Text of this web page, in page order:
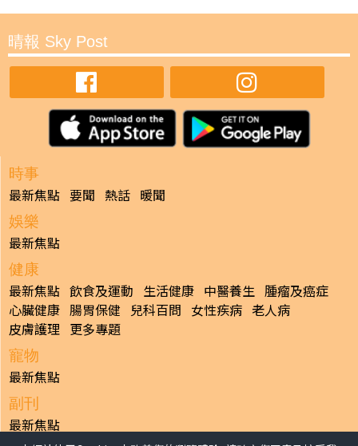
晴報 Sky Post
時事
最新焦點 要聞 熱話 暖聞
娛樂
最新焦點
健康
最新焦點 飲食及運動 生活健康 中醫養生 腫瘤及癌症
心臟健康 腸胃保健 兒科百問 女性疾病 老人病
皮膚護理 更多專題
寵物
最新焦點
副刊
最新焦點